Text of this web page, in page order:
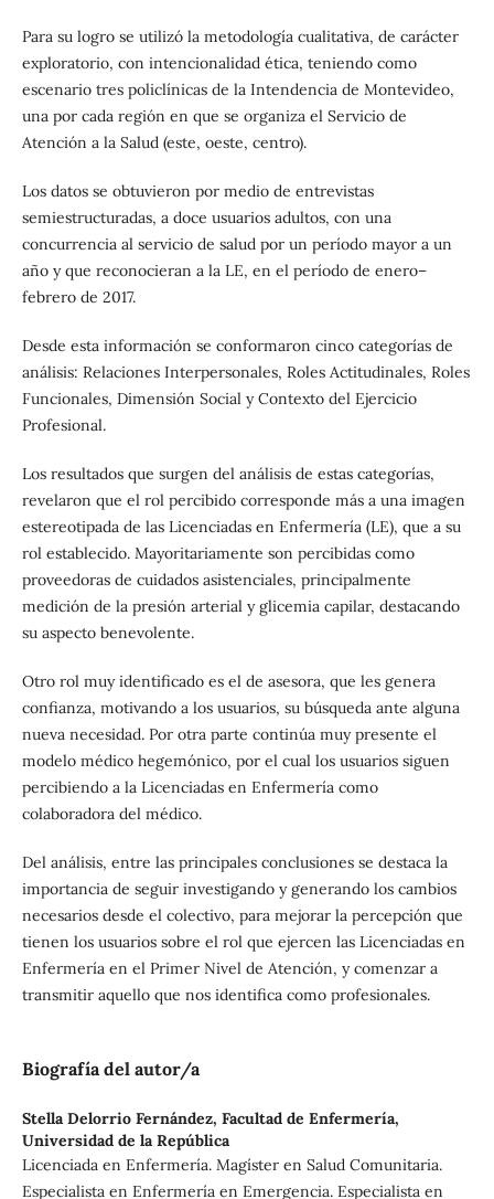
Para su logro se utilizó la metodología cualitativa, de carácter
exploratorio, con intencionalidad ética, teniendo como
escenario tres policlínicas de la Intendencia de Montevideo,
una por cada región en que se organiza el Servicio de
Atención a la Salud (este, oeste, centro).
Los datos se obtuvieron por medio de entrevistas
semiestructuradas, a doce usuarios adultos, con una
concurrencia al servicio de salud por un período mayor a un
año y que reconocieran a la LE, en el período de enero–
febrero de 2017.
Desde esta información se conformaron cinco categorías de
análisis: Relaciones Interpersonales, Roles Actitudinales, Roles
Funcionales, Dimensión Social y Contexto del Ejercicio
Profesional.
Los resultados que surgen del análisis de estas categorías,
revelaron que el rol percibido corresponde más a una imagen
estereotipada de las Licenciadas en Enfermería (LE), que a su
rol establecido. Mayoritariamente son percibidas como
proveedoras de cuidados asistenciales, principalmente
medición de la presión arterial y glicemia capilar, destacando
su aspecto benevolente.
Otro rol muy identificado es el de asesora, que les genera
confianza, motivando a los usuarios, su búsqueda ante alguna
nueva necesidad. Por otra parte continúa muy presente el
modelo médico hegemónico, por el cual los usuarios siguen
percibiendo a la Licenciadas en Enfermería como
colaboradora del médico.
Del análisis, entre las principales conclusiones se destaca la
importancia de seguir investigando y generando los cambios
necesarios desde el colectivo, para mejorar la percepción que
tienen los usuarios sobre el rol que ejercen las Licenciadas en
Enfermería en el Primer Nivel de Atención, y comenzar a
transmitir aquello que nos identifica como profesionales.
Biografía del autor/a
Stella Delorrio Fernández, Facultad de Enfermería,
Universidad de la República
Licenciada en Enfermería. Magíster en Salud Comunitaria.
Especialista en Enfermería en Emergencia. Especialista en